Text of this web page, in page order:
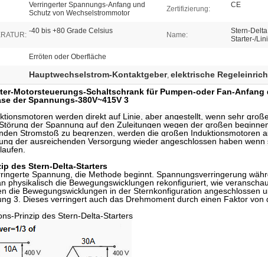
Verringerter Spannungs-Anfang und
Schutz von Wechselstrommotor
Zertifizierung: CE
-40 bis +80 Grade Celsius Name:
Stern-Delta
Starter-/
Erröten oder Oberfläche
Hauptwechselstrom-Kontaktgeber, elektrische
Motorsteuerungs-Schaltschrank für Pumpen-oder Fan-Anfang
der Spannungs-380V~415V 3
werden direkt auf Linie, aber angestellt, wenn sehr
der Spannung auf den Zuleitungen wegen der großen
Stromstoß zu begrenzen, werden die großen Induktionsmotoren
der ausreichenden Versorgung wieder angeschlossen haben
des Stern-Delta-Starters
Spannung, die Methode beginnt. Spannungsverringerung
physikalisch die Bewegungswicklungen rekonfiguriert, wie
die Bewegungswicklungen in der Sternkonfiguration angeschlossen
3. Dieses verringert auch das Drehmoment durch einen Faktor von
Prinzip des Stern-Delta-Starters